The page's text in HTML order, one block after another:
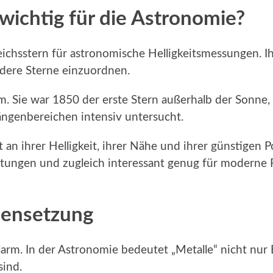
für die Astronomie?
für astronomische Helligkeitsmessungen.
Sterne einzuordnen.
Sie war 1850 der erste Stern außerhalb der
intensiv untersucht.
an ihrer Helligkeit, ihrer Nähe und ihrer günstigen
und zugleich interessant genug für moderne
In der Astronomie bedeutet „Metalle“ nicht nur